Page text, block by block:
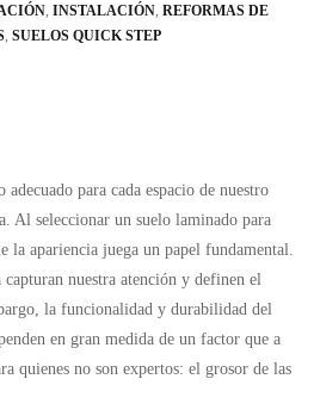
, INSTALACIÓN, REFORMAS DE
, SUELOS QUICK STEP
para cada espacio de nuestro
Al seleccionar un suelo laminado para
la apariencia juega un papel fundamental.
nuestra atención y definen el
la funcionalidad y durabilidad del
en gran medida de un factor que a
quienes no son expertos: el grosor de las